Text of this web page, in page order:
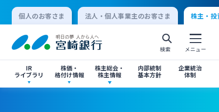
個人のお客さま 法人・個人事業主のお客さま 株主・
検索 メニュー
IR
ライブラリ
株価・
格付け情報
株主総会・
株主情報
内部統制
基本方針
企業統治
体制